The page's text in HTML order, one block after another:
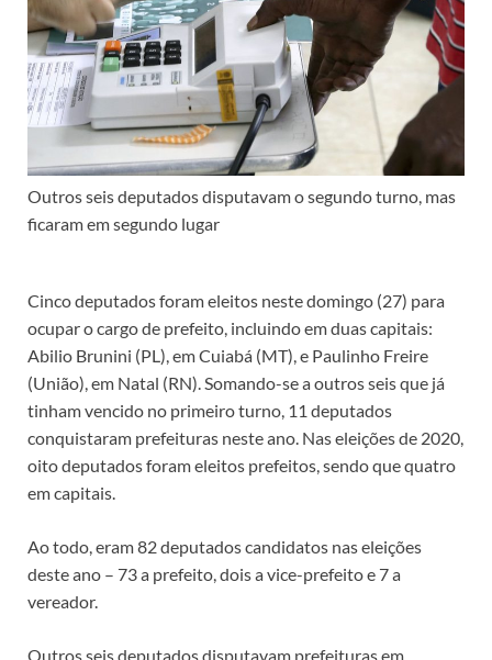
Outros seis deputados disputavam o segundo turno, mas
ficaram em segundo lugar
Cinco deputados foram eleitos neste domingo (27) para
ocupar o cargo de prefeito, incluindo em duas capitais:
Abilio Brunini (PL), em Cuiabá (MT), e Paulinho Freire
(União), em Natal (RN). Somando-se a outros seis que já
tinham vencido no primeiro turno, 11 deputados
conquistaram prefeituras neste ano. Nas eleições de 2020,
oito deputados foram eleitos prefeitos, sendo que quatro
em capitais.
Ao todo, eram 82 deputados candidatos nas eleições
deste ano – 73 a prefeito, dois a vice-prefeito e 7 a
vereador.
Outros seis deputados disputavam prefeituras em